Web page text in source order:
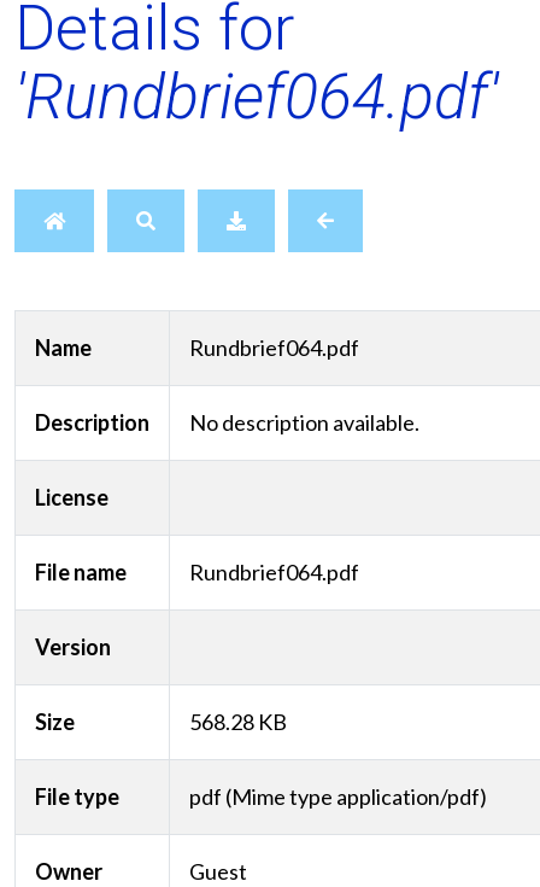
Details for
'Rundbrief064.pdf'
Name Rundbrief064.pdf
Description No description available.
License
File name Rundbrief064.pdf
Version
Size 568.28 KB
File type pdf (Mime type application/pdf)
Owner Guest